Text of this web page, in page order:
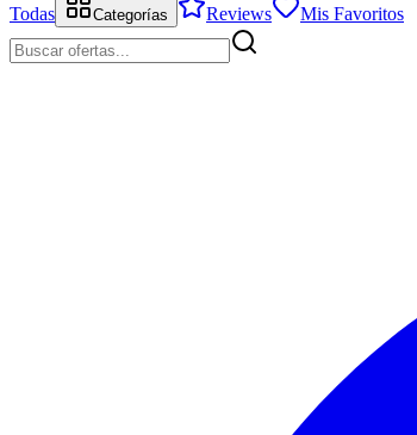
Todas
Categorías Reviews Mis Favoritos